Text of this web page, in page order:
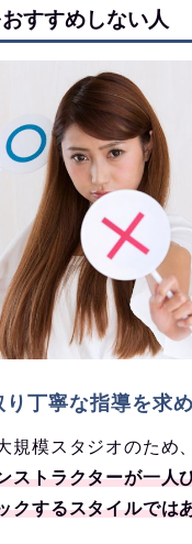
すすめしない人
り丁寧な指導を求
規模スタジオのため
ストラクターが一人
クするスタイルでは